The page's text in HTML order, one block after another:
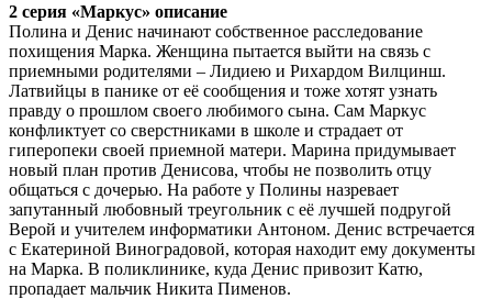
2 серия «Маркус» описание
Полина и Денис начинают собственное расследование
похищения Марка. Женщина пытается выйти на связь с
приемными родителями – Лидиею и Рихардом Вилцинш.
Латвийцы в панике от её сообщения и тоже хотят узнать
правду о прошлом своего любимого сына. Сам Маркус
конфликтует со сверстниками в школе и страдает от
гиперопеки своей приемной матери. Марина придумывает
новый план против Денисова, чтобы не позволить отцу
общаться с дочерью. На работе у Полины назревает
запутанный любовный треугольник с её лучшей подругой
Верой и учителем информатики Антоном. Денис встречается
с Екатериной Виноградовой, которая находит ему документы
на Марка. В поликлинике, куда Денис привозит Катю,
пропадает мальчик Никита Пименов.